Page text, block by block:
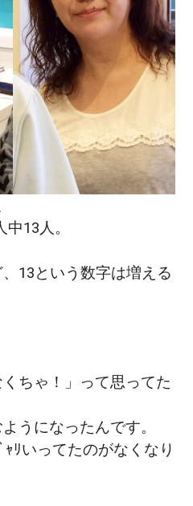
13人。
13という数字は増える
ちゃ！」って思ってた
うになったんです。
ﾘいってたのがなくなり